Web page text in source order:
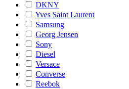
DKNY
Yves Saint Laurent
Samsung
Georg Jensen
Sony
Diesel
Versace
Converse
Reebok